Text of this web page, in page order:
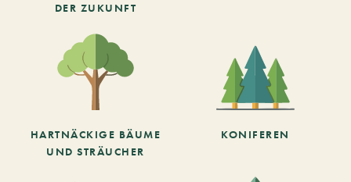
DER ZUKUNFT
HARTNÄCKIGE BÄUME
UND STRÄUCHER
KONIFEREN